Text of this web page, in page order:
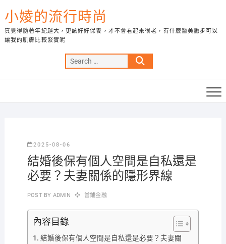
to
content
小婈的流行時尚
真覺得隨著年紀越大，更該好好保養，才不會看起來很老，有什麼醫美撇步可以
讓我的肌膚比較緊實呢
Search
…
2025-08-06
結婚後保有個人空間是自私還是
必要？夫妻關係的隱形界線
POST BY ADMIN 當鋪金融
內容目錄
結婚後保有個人空間是自私還是必要？夫妻關